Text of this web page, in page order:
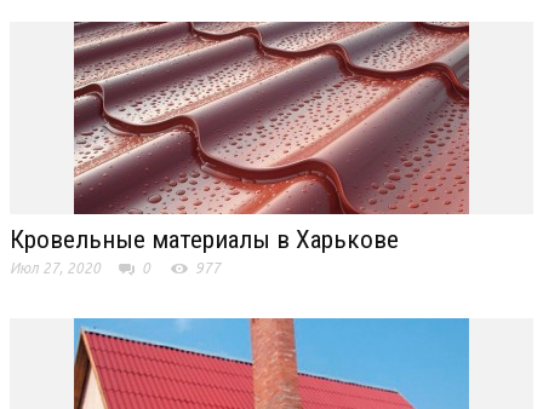
Кровельные материалы в Харькове
Июл 27, 2020 0 977